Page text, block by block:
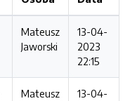
Mateusz
Jaworski
13-04-
2023
22:15
Mateusz
13-04-